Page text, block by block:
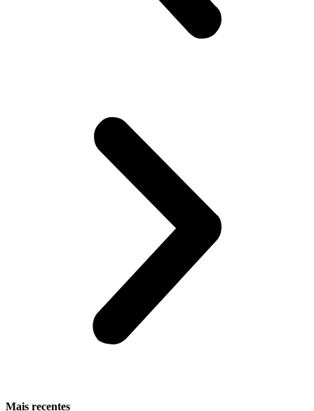
Mais recentes